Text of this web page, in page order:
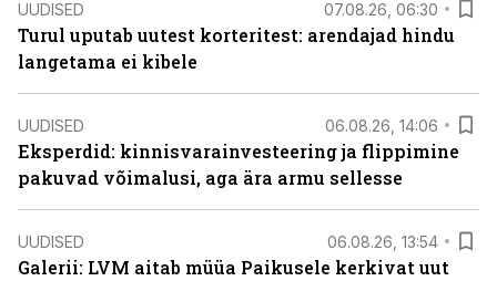
UUDISED 07.08.26, 06:30
Turul uputab uutest korteritest: arendajad hindu
langetama ei kibele
UUDISED 06.08.26, 14:06
Eksperdid: kinnisvarainvesteering ja flippimine
pakuvad võimalusi, aga ära armu sellesse
UUDISED 06.08.26, 13:54
Galerii: LVM aitab müüa Paikusele kerkivat uut